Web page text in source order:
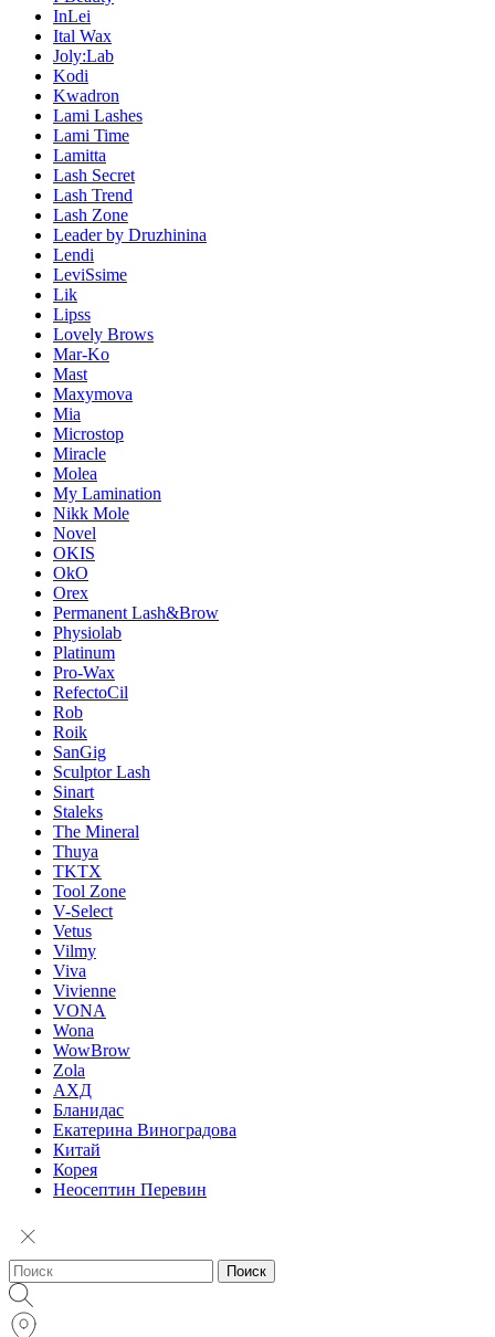
InLei
Ital Wax
Joly:Lab
Kodi
Kwadron
Lami Lashes
Lami Time
Lamitta
Lash Secret
Lash Trend
Lash Zone
Leader by Druzhinina
Lendi
LeviSsime
Lik
Lipss
Lovely Brows
Mar-Ko
Mast
Maxymova
Mia
Microstop
Miracle
Molea
My Lamination
Nikk Mole
Novel
OKIS
OkO
Orex
Permanent Lash&Brow
Physiolab
Platinum
Pro-Wax
RefectoCil
Rob
Roik
SanGig
Sculptor Lash
Sinart
Staleks
The Mineral
Thuya
TKTX
Tool Zone
V-Select
Vetus
Vilmy
Viva
Vivienne
VONA
Wona
WowBrow
Zola
АХД
Бланидас
Екатерина Виноградова
Китай
Корея
Неосептин Перевин
Поиск